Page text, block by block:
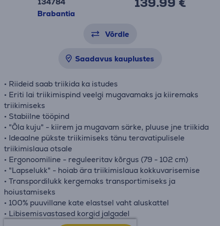
Brabantia
Võrdle
Saadavus kauplustes
• Riideid saab triikida ka istudes
• Eriti lai triikimispind veelgi mugavamaks ja kiiremaks
triikimiseks
• Stabiilne tööpind
• "Õla kuju" - kiirem ja mugavam särke, pluuse jne triikida
• Ideaalne pükste triikimiseks tänu teravatipulisele
triikimislaua otsale
• Ergonoomiline - reguleeritav kõrgus (79 - 102 cm)
• "Lapselukk" - hoiab ära triikimislaua kokkuvarisemise
• Transpordilukk kergemaks transportimiseks ja
hoiustamiseks
• 100% puuvillane kate elastsel vaht aluskattel
• Libisemisvastased korgid jalgadel